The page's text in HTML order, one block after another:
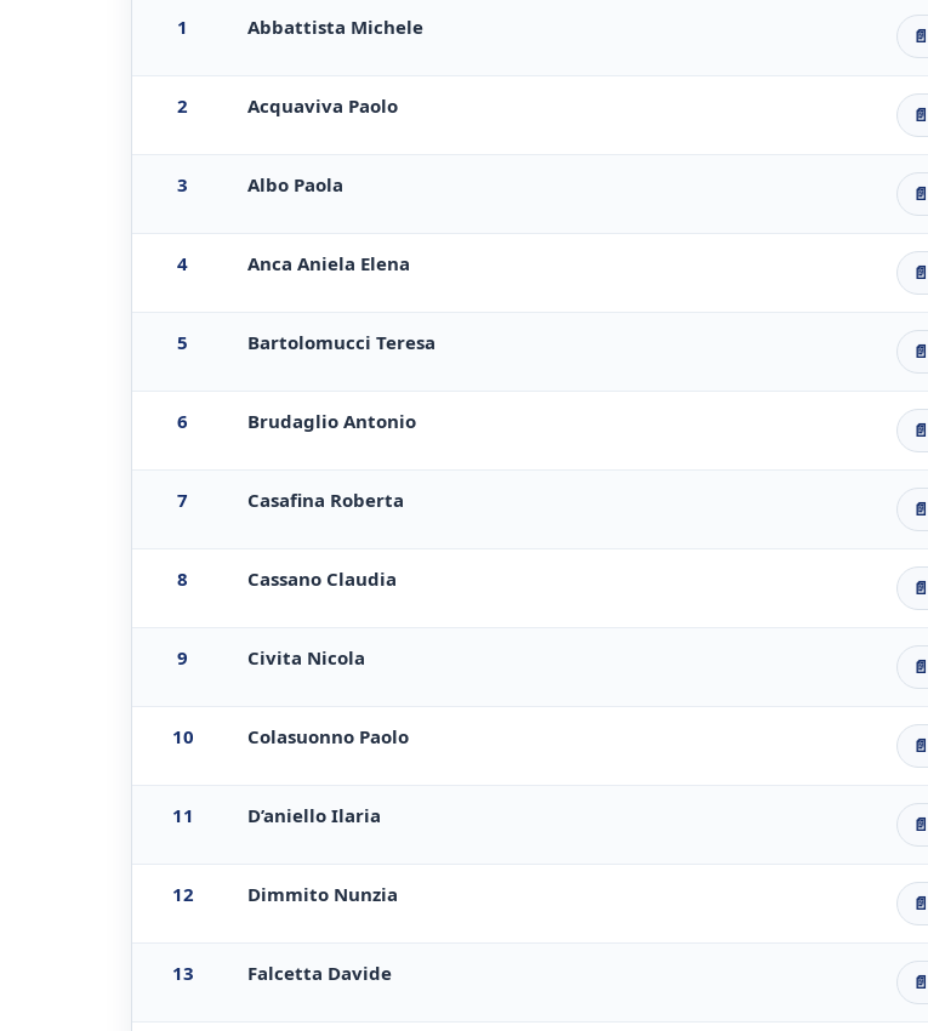
1 Abbattista Michele 📄
2 Acquaviva Paolo 📄
3 Albo Paola 📄
4 Anca Aniela Elena 📄
5 Bartolomucci Teresa 📄
6 Brudaglio Antonio 📄
7 Casafina Roberta 📄
8 Cassano Claudia 📄
9 Civita Nicola 📄
10 Colasuonno Paolo 📄
11 D’aniello Ilaria 📄
12 Dimmito Nunzia 📄
13 Falcetta Davide 📄